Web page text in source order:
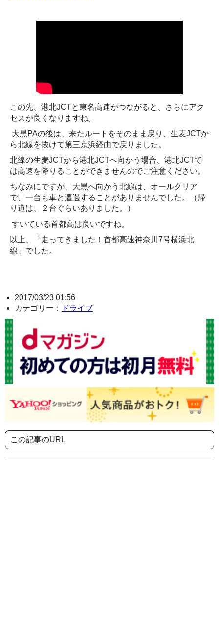
この先、港北JCTと東名高速がつながると、さらにアク
セスが良くなりますね。
大黒PAの後は、来たルートをそのまま戻り、生麦JCTか
ら北線を抜けて第三京浜経由で戻りました。
北線の生麦JCTから港北JCTへ向かう場合、港北JCTで
は高速を降りることができませんのでご注意ください。
ちなみにですが、大黒へ向かう北線は、オールクリア
で、一台も車と遭遇することがありませんでした。（帰
り道は、２台ぐらいありました。）
すいている首都高は良いですね。
以上、「走ってきました！首都高速神奈川7号横浜北
線」でした。
2017/03/23 01:56
カテゴリー：
ドライブ
この記事のURL